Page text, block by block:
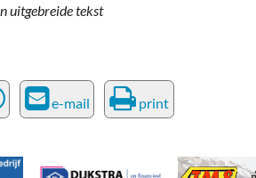
uitgebreide tekst
e-mail print